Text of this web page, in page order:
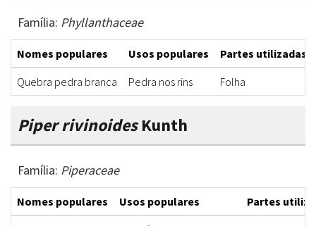
Família: Phyllanthaceae
Nomes populares Usos populares
Partes utilizadas
Quebra pedra branca
Pedra nos rins Folha
Piper rivinoidesKunth
Família: Piperaceae
Nomes populares Usos populares
Partes